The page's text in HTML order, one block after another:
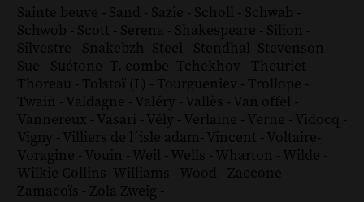
Sainte beuve - Sand - Sazie - Scholl - Schwab -
Schwob - Scott - Serena - Shakespeare - Silion -
Silvestre - Snakebzh- Steel - Stendhal- Stevenson -
Sue - Suétone- T. combe- Tchekhov - Theuriet -
Thoreau - Tolstoï (L) - Tourgueniev - Trollope -
Twain - Valdagne - Valéry - Vallès - Van offel -
Vannereux - Vasari - Vély - Verlaine - Verne - Vidocq -
Vigny - Villiers de l´isle adam- Vincent - Voltaire-
Voragine - Vouin - Weil - Wells - Wharton - Wilde -
Wilkie Collins- Williams - Wood - Zaccone -
Zamacoïs - Zola Zweig -